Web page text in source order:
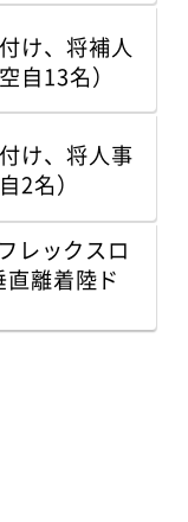
け、将補人
自13名）
け、将人事
2名）
レックスロ
離着陸ド